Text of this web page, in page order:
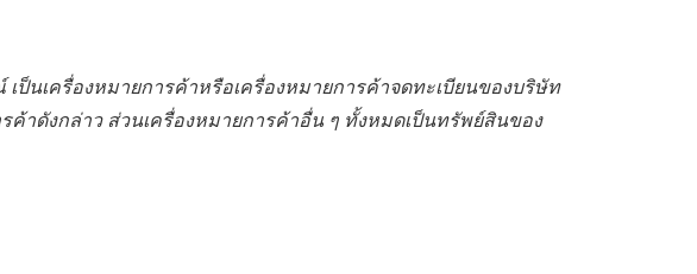
ป็นเครื่องหมายการค้าหรือเครื่องหมายการค้าจดทะเบียนของบริษัท
ค้าดังกล่าว ส่วนเครื่องหมายการค้าอื่น ๆ ทั้งหมดเป็นทรัพย์สินของ